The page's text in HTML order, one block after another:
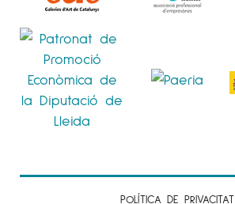
POLÍTICA DE PRIVACITAT